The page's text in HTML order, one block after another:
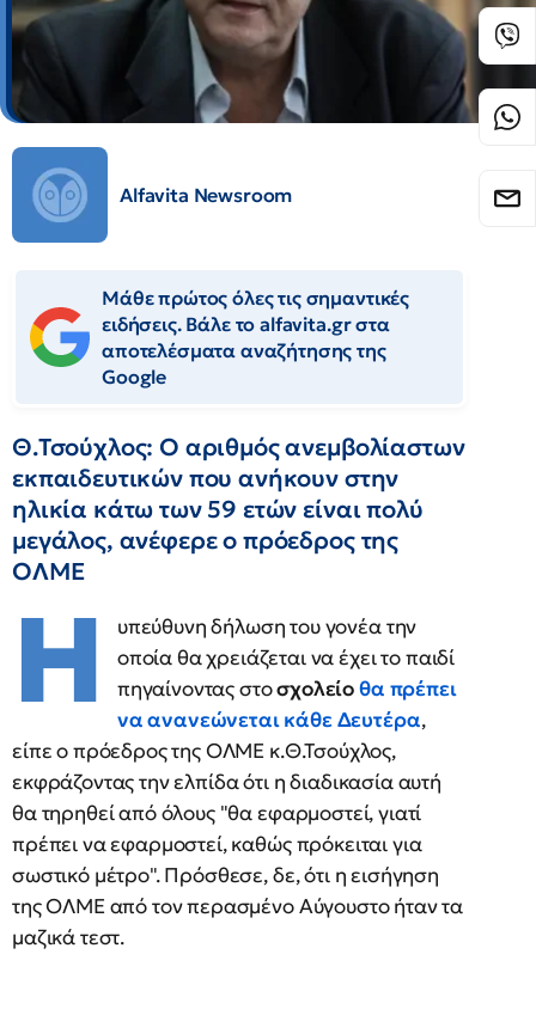
Alfavita Newsroom
Μάθε πρώτος όλες τις σημαντικές
ειδήσεις. Βάλε το alfavita.gr στα
αποτελέσματα αναζήτησης της
Google
Θ.Τσούχλος: Ο αριθμός ανεμβολίαστων
εκπαιδευτικών που ανήκουν στην
ηλικία κάτω των 59 ετών είναι πολύ
μεγάλος, ανέφερε ο πρόεδρος της
ΟΛΜΕ
Η
υπεύθυνη δήλωση του γονέα την
οποία θα χρειάζεται να έχει το παιδί
πηγαίνοντας στοσχολείοθα πρέπει
να ανανεώνεταικάθε Δευτέρα,
είπε ο πρόεδρος της ΟΛΜΕ κ.Θ.Τσούχλος,
εκφράζοντας την ελπίδα ότι η διαδικασία αυτή
θα τηρηθεί από όλους "θα εφαρμοστεί, γιατί
πρέπει να εφαρμοστεί, καθώς πρόκειται για
σωστικό μέτρο". Πρόσθεσε, δε, ότι η εισήγηση
της ΟΛΜΕ από τον περασμένο Αύγουστο ήταν τα
μαζικά τεστ.